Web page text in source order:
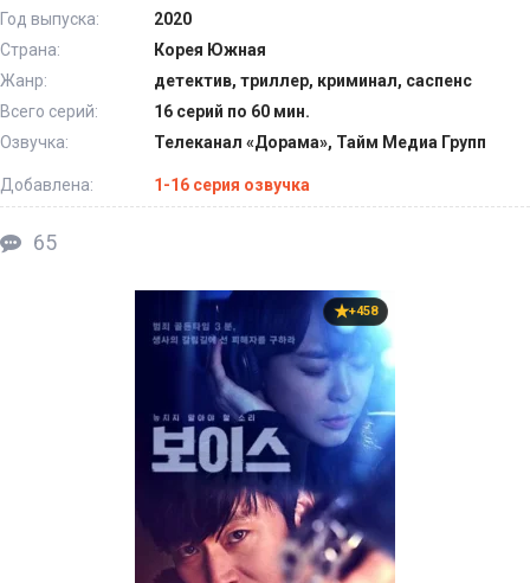
Год выпуска:
2020
Страна:
Корея Южная
Жанр:
детектив, триллер, криминал, саспенс
Всего серий:
16 серий по 60 мин.
Озвучка:
Телеканал «Дорама», Тайм Медиа Групп
Добавлена: 1-16 серия озвучка
65
+458